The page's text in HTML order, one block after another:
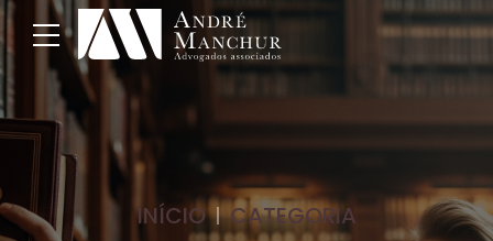
INÍCIO CATEGORIA